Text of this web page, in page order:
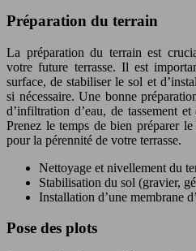
Préparation du terrain
La préparation du terrain est
votre future terrasse. Il est
surface, de stabiliser le sol et
si nécessaire. Une bonne
d’infiltration d’eau, de tassement
Prenez le temps de bien préparer
pour la pérennité de votre terrasse.
Nettoyage et nivellement du
Stabilisation du sol (gravier,
Installation d’une membrane
Pose des plots